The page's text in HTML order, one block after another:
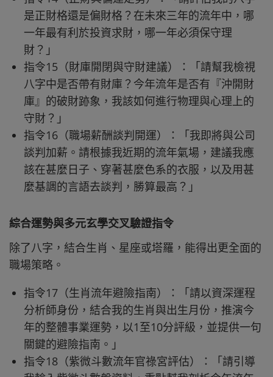
是正財格還是偏財格？在未來三年的流年中，哪
一年最有利於投資求財，哪一年必須保守理
財？」
指令15（財庫開閉與守財建議）：「請幫我檢視
八字中是否帶有財庫？今年流年是否有『沖開財
庫』的破財跡象，我該如何進行物理與心理上的
守財？」
指令16（職場薪酬談判開運）：「我即將與公司
談判加薪。請根據我近期的流年氣場，建議我應
該在甚麼日子、穿著甚麼色系的衣服，以及用甚
麼基調的言語去談判，勝算最高？」
綜合運勢與多元玄學交叉驗證指令
除了八字，結合生肖、星座或塔羅，能得出更全面的
職場策略。
指令17（生肖流年避險指南）：「請以資深運程
分析師身份，結合我的生肖與出生月份，推演今
年的整體事業運勢，以1至10分評級，並提供一句
關鍵的避險指南。」
指令18（紫微斗數流年官祿宮評估）：「請引導